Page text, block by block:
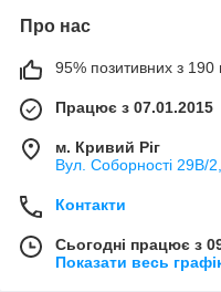
Про нас
95% позитивних з 190
Працює з 07.01.2015
м. Кривий Ріг
Вул. Соборності 29В/
Контакти
Сьогодні працює з
Показати весь